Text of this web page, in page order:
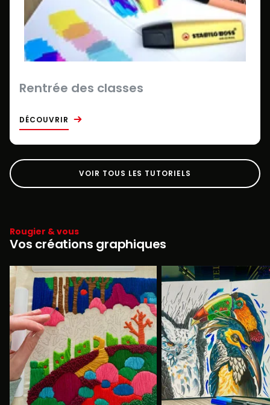
Rentrée des classes
DÉCOUVRIR
VOIR TOUS LES TUTORIELS
Rougier & vous
Vos créations graphiques